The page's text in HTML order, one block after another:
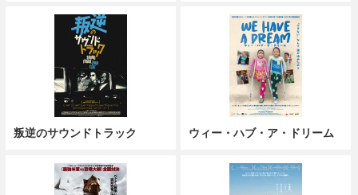
叛逆のサウンドトラック ウィー・ハブ・ア・ドリーム